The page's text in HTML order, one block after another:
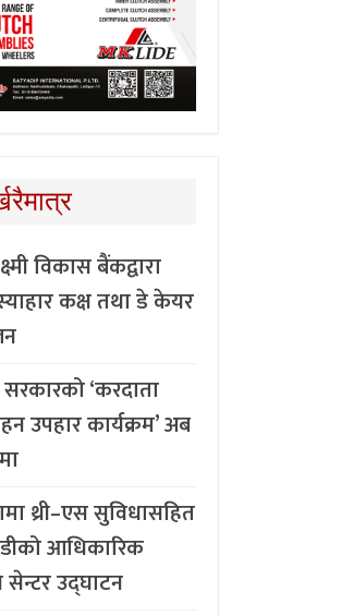
विकास बैंकद्वारा
कक्ष तथा डे केयर
‘करदाता
उपहार कार्यक्रम’ अब
थ्री–एस सुविधासहित
आधिकारिक
सेन्टर उद्घाटन